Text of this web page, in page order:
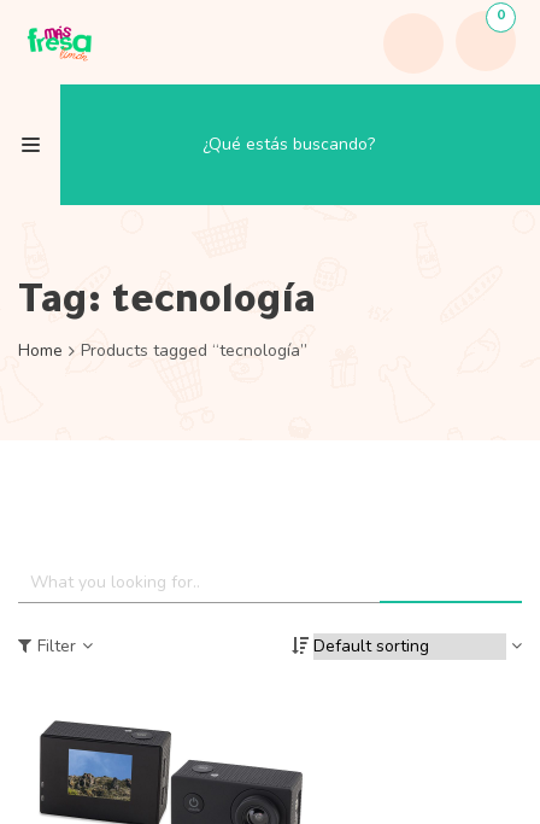
0
Tag: tecnología
Home Products tagged “tecnología”
Filter